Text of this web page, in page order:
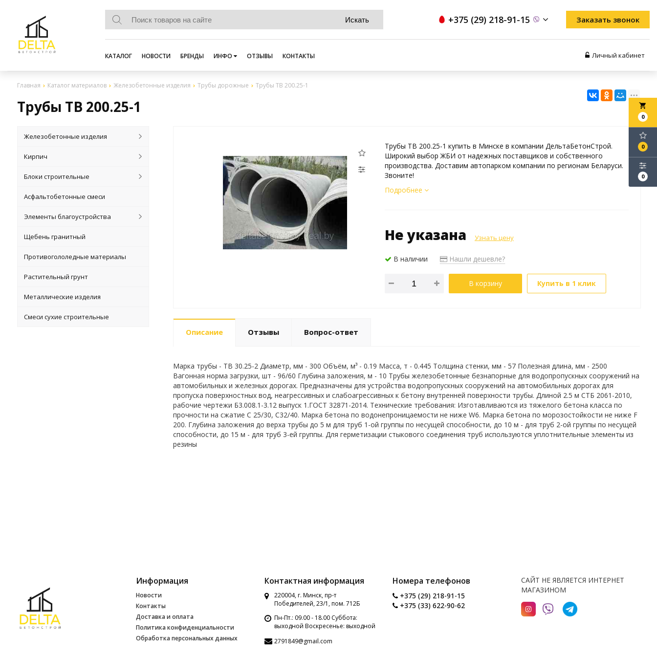
+375 (29) 218-91-15 Заказать звонок
КАТАЛОГ НОВОСТИ БРЕНДЫ ИНФО ОТЗЫВЫ КОНТАКТЫ Личный кабинет
Главная Каталог материалов Железобетонные изделия Трубы дорожные Трубы ТВ 200.25-1
Трубы ТВ 200.25-1 local_grocery_store
0
0
0
Железобетонные изделия
Кирпич
Блоки строительные
Асфальтобетонные смеси
Элементы благоустройства
Щебень гранитный
Противогололедные материалы
Растительный грунт
Металлические изделия
Смеси сухие строительные
Трубы ТВ 200.25-1 купить в Минске в компании ДельтаБетонСтрой.
Широкий выбор ЖБИ от надежных поставщиков и собственного
производства. Доставим автопарком компании по регионам Беларуси.
Звоните!
Подробнее
Не указана Узнать цену
В наличии Нашли дешевле?
В корзину Купить в 1 клик
Описание Отзывы Вопрос-ответ
Марка трубы - ТВ 30.25-2 Диаметр, мм - 300 Объём, м³ - 0.19 Масса, т - 0.445 Толщина стенки, мм - 57 Полезная длина, мм - 2500
Вагонная норма загрузки, шт - 96/60 Глубина заложения, м - 10 Трубы железобетонные безнапорные для водопропускных сооружений на
автомобильных и железных дорогах. Предназначены для устройства водопропускных сооружений на автомобильных дорогах для
пропуска поверхностных вод, неагрессивных и слабоагрессивных к бетону внутренней поверхности трубы. Длиной 2.5 м СТБ 2061-2010,
рабочие чертежи Б3.008.1-3.12 выпуск 1.ГОСТ 32871-2014. Технические требования: Изготавливаются из тяжелого бетона класса по
прочности на сжатие C 25/30, С32/40. Марка бетона по водонепроницаемости не ниже W6. Марка бетона по морозостойкости не ниже F
200. Глубина заложения до верха трубы до 5 м для труб 1-ой группы по несущей способности, до 10 м - для труб 2-ой группы по несущей
способности, до 15 м - для труб 3-ей группы. Для герметизации стыкового соединения труб используются уплотнительные элементы из
резины
Информация
Новости
Контакты
Доставка и оплата
Политика конфиденциальности
Обработка персональных данных
Контактная информация
220004, г. Минск, пр-т
Победителей, 23/1, пом. 712Б
Пн-Пт.: 09.00 - 18.00 Суббота:
выходной Воскресенье: выходной
2791849@gmail.com
Номера телефонов
+375 (29) 218-91-15
+375 (33) 622-90-62
САЙТ НЕ ЯВЛЯЕТСЯ ИНТЕРНЕТ
МАГАЗИНОМ